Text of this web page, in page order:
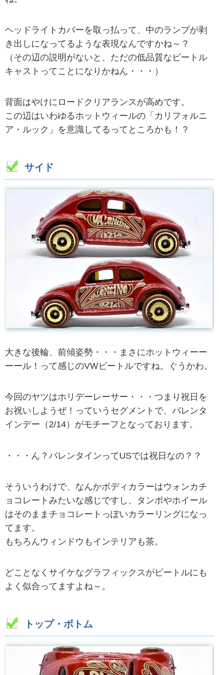
ヘッドライトカバーを取っ払って、中のランプが剥
き出しになってるような表現なんですかね～？
（その辺の説明がないと、ただの低品質なビートル
キャストってことになりかねん・・・）
背面はやけにロードクリアランスが高めです。
この辺はいわゆるホットウィールの「カリフォルニ
ア・ルック」を意識してるってところかも！？
サイド
大きな後輪、前傾姿勢・・・まさにホットウィーー
ーール！って感じのVWビートルですね。ぐうかわ。
今回のヤツはホリデーレーサー・・・つまり祝日を
お祝いしようぜ！っていうセグメントで、バレンタ
インデー（2/14）がモチーフとなっております。
・・・ん？バレンタインってUSでは祝日なの？？
そういうわけで、なんかボディカラーはウォンカチ
ョコレートみたいな感じですし、タンポやホイール
はそのままチョコレートっぽいカラーリングになっ
てます。
もちろんウィンドウもインテリアも茶。
どことなくサイケなグラフィックスがビートルにも
よく似合ってますよね～。
トップ・ボトム